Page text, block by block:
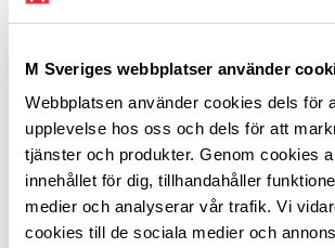
M Sveriges webbplatser använder
Webbplatsen använder cookies dels för
upplevelse hos oss och dels för att
tjänster och produkter. Genom cookies
innehållet för dig, tillhandahåller
medier och analyserar vår trafik. Vi
cookies till de sociala medier och
BankID.
Logga in som medlem